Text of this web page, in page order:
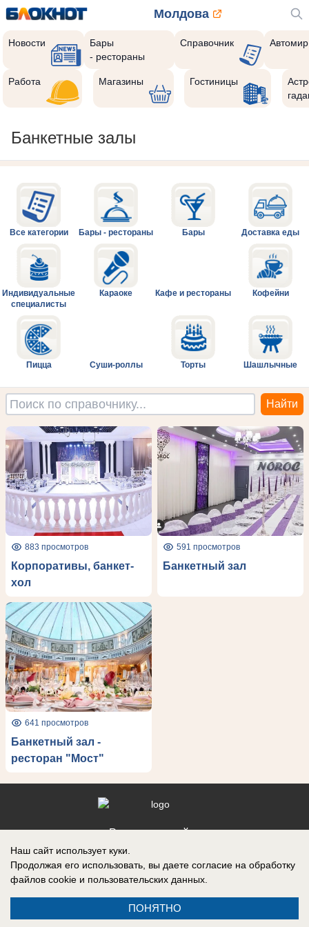
Молдова
Новости
Бары
- рестораны
Справочник Автомир
Работа Магазины Гостиницы
Банкетные залы
Все категории Бары - рестораны Бары Доставка еды
Индивидуальные
специалисты
Караоке Кафе и рестораны Кофейни
Пицца Суши-роллы Торты Шашлычные
883 просмотров
Корпоративы, банкет-
хол
591 просмотров
Банкетный зал
641 просмотров
Банкетный зал -
ресторан "Мост"
Реклама на сайте
Наш сайт использует куки.
Продолжая его использовать, вы даете согласие на обработку
файлов cookie и пользовательских данных.
ПОНЯТНО